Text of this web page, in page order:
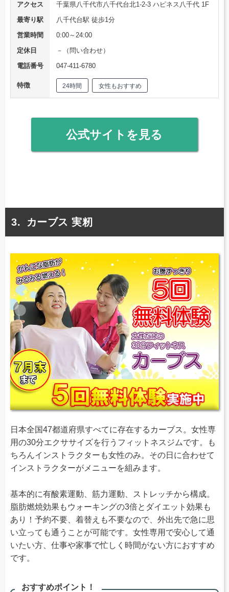
アクセス
千葉県八千代市八千代台北1-2-3 ハピネス八千代 1F
最寄り駅
八千代台駅 徒歩1分
営業時間
0:00～24:00
定休日
－（問い合わせ）
電話番号
047-411-6780
特徴 24時間 女性もおすすめ
公式サイトを見る
カーブス 実籾
日本全国47都道府県すべてに存在するカーブス。女性専
用の30分エクササイズを行うフィットネスジムです。も
ちろんインストラクターも女性のみ。その日に合わせて
インストラクターがメニューを組みます。
基本的に有酸素運動、筋力運動、ストレッチから構成。
脂肪燃焼効果もウォーキングの3倍とダイエット効果も
あり！予約不要、着替えも不要なので、外出先で急に思
い立っても通うことが可能です。女性専用で安心して通
いたい方、仕事や家事で忙しく時間がない方におすすめ
です。
おすすめポイント！